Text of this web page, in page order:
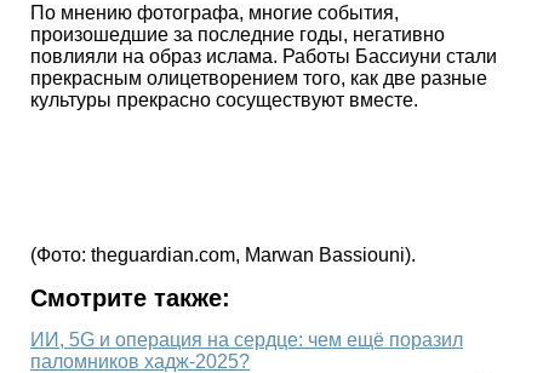
По мнению фотографа, многие события,
произошедшие за последние годы, негативно
повлияли на образ ислама. Работы Бассиуни стали
прекрасным олицетворением того, как две разные
культуры прекрасно сосуществуют вместе.
(Фото: theguardian.com, Marwan Bassiouni).
Смотрите также:
ИИ, 5G и операция на сердце: чем ещё поразил
паломников хадж-2025?